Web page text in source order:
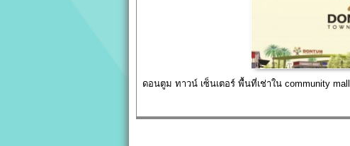
ดอนตูม ทาวน์ เซ็นเตอร์ พื้นที่เช่าใน community